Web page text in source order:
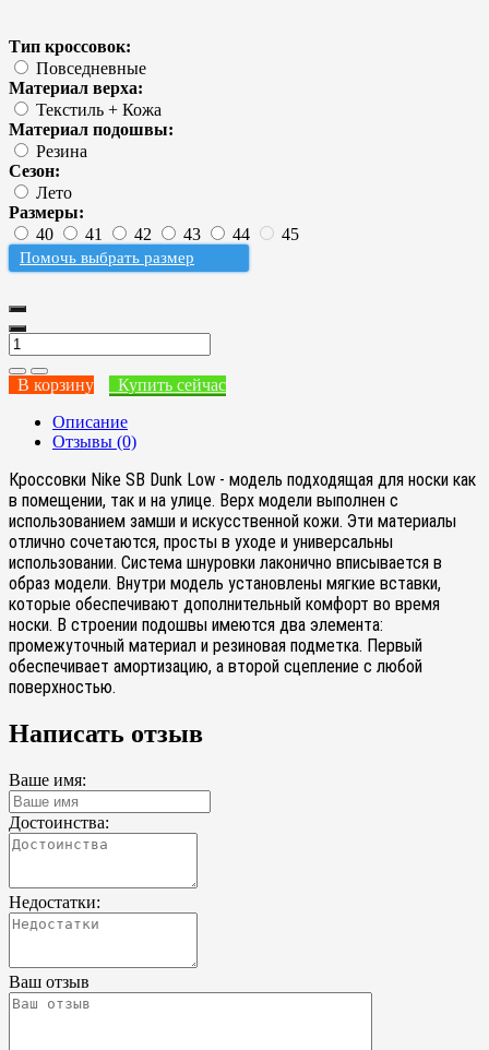
Тип кроссовок:
Повседневные
Материал верха:
Текстиль + Кожа
Материал подошвы:
Резина
Сезон:
Лето
Размеры:
40
41 42 43 44 45
Помочь выбрать размер
В корзину
Купить сейчас
Описание
Отзывы (0)
Кроссовки Nike SB Dunk Low - модель подходящая для носки как
в помещении, так и на улице. Верх модели выполнен с
использованием замши и искусственной кожи. Эти материалы
отлично сочетаются, просты в уходе и универсальны
использовании. Система шнуровки лаконично вписывается в
образ модели. Внутри модель установлены мягкие вставки,
которые обеспечивают дополнительный комфорт во время
носки. В строении подошвы имеются два элемента:
промежуточный материал и резиновая подметка. Первый
обеспечивает амортизацию, а второй сцепление с любой
поверхностью.
Написать отзыв
Ваше имя:
Достоинства:
Недостатки:
Ваш отзыв